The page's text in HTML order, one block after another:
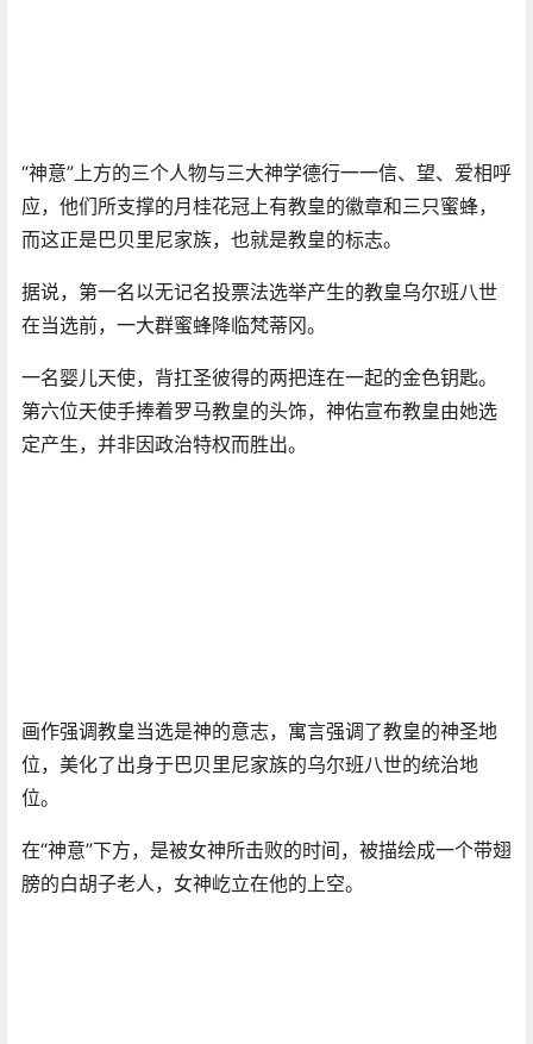
“神意”上方的三个人物与三大神学德行一一信、望、爱相呼
应，他们所支撑的月桂花冠上有教皇的徽章和三只蜜蜂，
而这正是巴贝里尼家族，也就是教皇的标志。
据说，第一名以无记名投票法选举产生的教皇乌尔班八世
在当选前，一大群蜜蜂降临梵蒂冈。
一名婴儿天使，背扛圣彼得的两把连在一起的金色钥匙。
第六位天使手捧着罗马教皇的头饰，神佑宣布教皇由她选
定产生，并非因政治特权而胜出。
画作强调教皇当选是神的意志，寓言强调了教皇的神圣地
位，美化了出身于巴贝里尼家族的乌尔班八世的统治地
位。
在“神意”下方，是被女神所击败的时间，被描绘成一个带翅
膀的白胡子老人，女神屹立在他的上空。